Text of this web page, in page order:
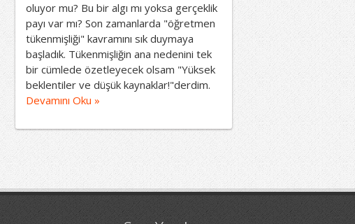
oluyor mu? Bu bir algı mı yoksa gerçeklik
payı var mı? Son zamanlarda "öğretmen
tükenmişliği" kavramını sık duymaya
başladık. Tükenmişliğin ana nedenini tek
bir cümlede özetleyecek olsam "Yüksek
beklentiler ve düşük kaynaklar!"derdim.
Devamını Oku »